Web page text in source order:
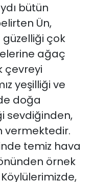
bütün
Ün,
güzelliği çok
ağaç
çevreyi
yeşilliği ve
doğa
sevdiğinden,
vermektedir.
temiz hava
örnek